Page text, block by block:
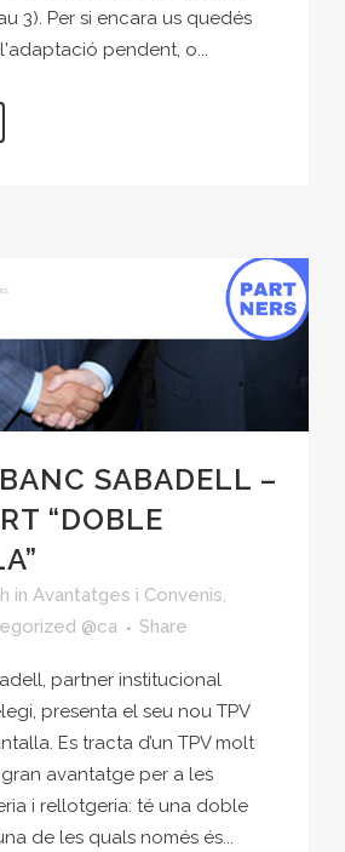
3). Per si encara us quedés
pendent, o...
BANC SABADELL –
“DOBLE
in Avantatges i Convenis,
@ca Share
partner institucional
presenta el seu nou TPV
Es tracta d’un TPV molt
avantatge per a les
i rellotgeria: té una doble
de les quals només és...